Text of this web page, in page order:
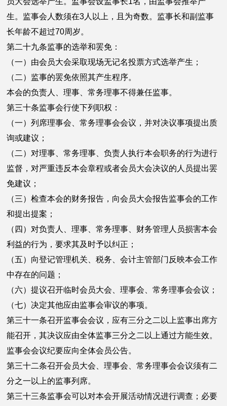
生。监事会人数须在3人以上，且为奇数。监事长和副监事
长年龄不超过70周岁。
第二十九条监事的选举和罢免：
（一）由会员大会采取现场无记名投票方式选举产生；
（二）监事的罢免依照其产生程序。
本会的负责人、理事、常务理事不得兼任监事。
第三十条监事会行使下列职权：
（一）列席理事会、常务理事会会议，并对决议事项提出质
询或建议；
（二）对理事、常务理事、负责人执行本会职务的行为进行
监督，对严重违反本会章程或者会员大会决议的人员提出罢
免建议；
（三）检查本会的财务报告，向会员大会报告监事会的工作
和提出提案；
（四）对负责人、理事、常务理事、财务管理人员损害本会
利益的行为，要求其及时予以纠正；
（五）向登记管理机关、税务、会计主管部门反映本会工作
中存在的问题；
（六）提议召开临时会员大会、理事会、常务理事会会议；
（七）决定其他应由监事会审议的事项。
第三十一条召开监事会会议，应有三分之二以上监事出席方
能召开，其决议应由全体监事三分之二以上通过方能生效。
监事会会议纪要应向全体会员公告。
第三十二条召开会员大会、理事会、常务理事会会议须有二
分之一以上的监事列席。
第三十三条监事会可以对本会开展活动情况进行调查；必要